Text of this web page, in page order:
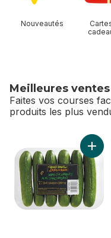
Nouveautés
Meilleures ventes
Faites vos courses
produits les plus
sauter Meilleures